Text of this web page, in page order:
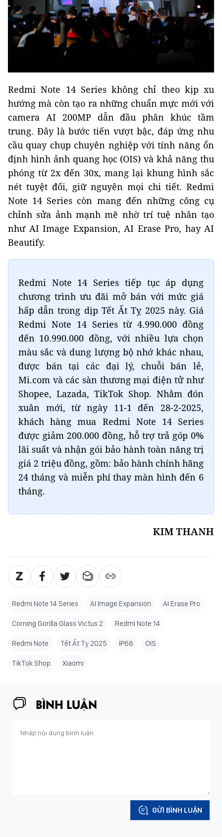
Redmi Note 14 Series không chỉ theo kịp xu
hướng mà còn tạo ra những chuẩn mực mới với
camera AI 200MP dẫn đầu phân khúc tầm
trung. Đây là bước tiến vượt bậc, đáp ứng nhu
cầu quay chụp chuyên nghiệp với tính năng ổn
định hình ảnh quang học (OIS) và khả năng thu
phóng từ 2x đến 30x, mang lại khung hình sắc
nét tuyệt đối, giữ nguyên mọi chi tiết. Redmi
Note 14 Series còn mang đến những công cụ
chỉnh sửa ảnh mạnh mẽ nhờ trí tuệ nhân tạo
như AI Image Expansion, AI Erase Pro, hay AI
Beautify.
Redmi Note 14 Series tiếp tục áp dụng
chương trình ưu đãi mở bán với mức giá
hấp dẫn trong dịp Tết Ất Tỵ 2025 này. Giá
Redmi Note 14 Series từ 4.990.000 đồng
đến 10.990.000 đồng, với nhiều lựa chọn
màu sắc và dung lượng bộ nhớ khác nhau,
được bán tại các đại lý, chuỗi bán lẻ,
Mi.com và các sàn thương mại điện tử như
Shopee, Lazada, TikTok Shop. Nhằm đón
xuân mới, từ ngày 11-1 đến 28-2-2025,
khách hàng mua Redmi Note 14 Series
được giảm 200.000 đồng, hỗ trợ trả góp 0%
lãi suất và nhận gói bảo hành toàn năng trị
giá 2 triệu đồng, gồm: bảo hành chính hãng
24 tháng và miễn phí thay màn hình đến 6
tháng.
KIM THANH
Redmi Note 14 Series AI Image Expansion AI Erase Pro
Corning Gorilla Glass Victus 2 Redmi Note 14
Redmi Note Tết Ất Tỵ 2025 IP68 OIS
TikTok Shop Xiaomi
BÌNH LUẬN
GỬI BÌNH LUẬN